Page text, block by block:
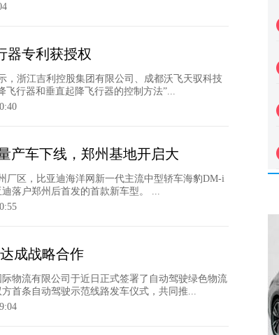
器专利获授权
，浙江吉利控股集团有限公司、成都沃飞天驭科技
飞行器和垂直起降飞行器的控制方法”...
产车下线，郑州基地开启大
厂区，比亚迪海洋网新一代主流中型轿车海豹DM-i
落户郑州后首发的首款新车型。 ...
成战略合作
际物流有限公司于近日正式签署了自动驾驶绿色物流
首条自动驾驶示范线路发车仪式，共同推...